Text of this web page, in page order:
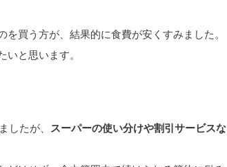
買う方が、結果的に食費が安くすみました。
と思います。
たが、 スーパーの使い分けや割引サービスな